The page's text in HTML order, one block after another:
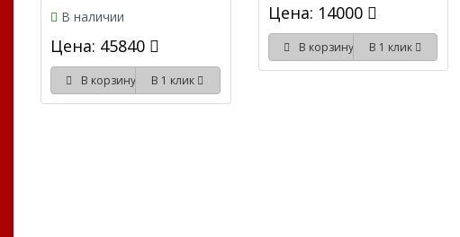
В наличии
Цена: 45840
В корзину В 1 клик
Цена: 14000
В корзину В 1 клик